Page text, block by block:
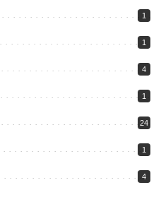
1
1
4
1
24
1
4